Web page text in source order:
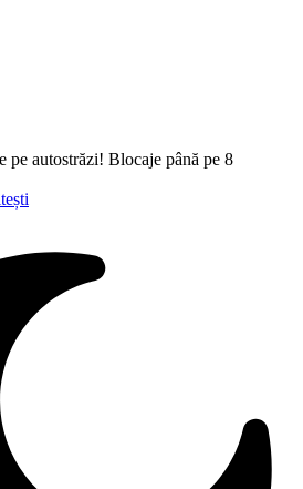
pe autostrăzi! Blocaje până pe 8